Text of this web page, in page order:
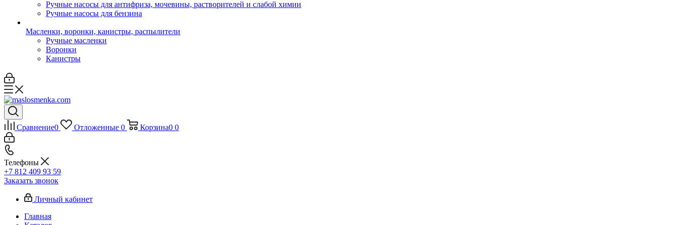
Ручные насосы для антифриза, мочевины, растворителей и слабой химии
Ручные насосы для бензина
Масленки, воронки, канистры, распылители
Ручные масленки
Воронки
Канистры
Сравнение0 Отложенные 0 Корзина0 0
Телефоны
+7 812 409 93 59
Заказать звонок
Личный кабинет
Главная